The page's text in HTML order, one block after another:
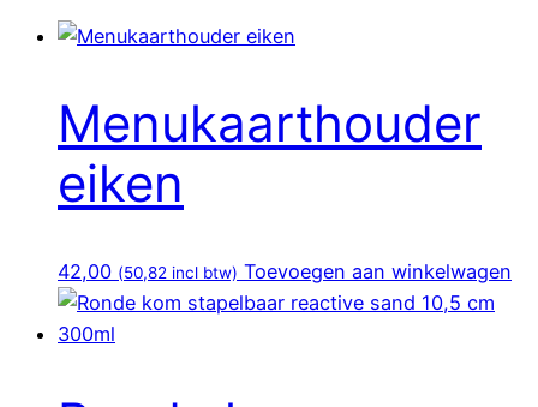
Menukaarthouder
eiken
42,00 (50,82 incl btw) Toevoegen aan winkelwagen